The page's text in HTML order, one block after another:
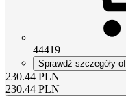
44419
Sprawdź szczegóły
230.44 PLN
230.44 PLN